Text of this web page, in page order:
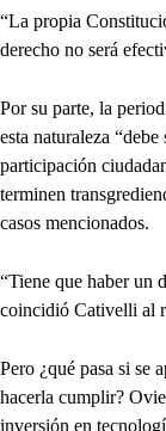
“La propia
derecho no será
Por su parte, la
esta naturaleza
participación
terminen
casos mencionados.
“Tiene que haber un
coincidió Cativelli al
Pero ¿qué pasa si se
hacerla cumplir?
inversión en